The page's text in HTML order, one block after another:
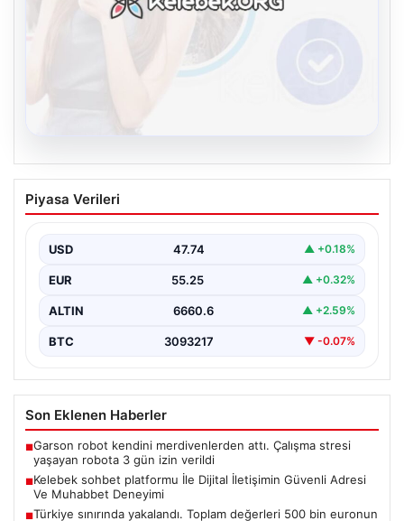
Kelebek sohbet platformu İle Dijital
İletişimin Güvenli Adresi Ve Muhabbet
Sanal ortamında bireylerin seviyeli bir tarzda bağlantı
Günümüzde…
Piyasa Verileri
USD 47.74 ▲ +0.18%
EUR 55.25 ▲ +0.32%
ALTIN 6660.6 ▲ +2.59%
BTC 3093217 ▼ -0.07%
Son Eklenen Haberler
■Garson robot kendini merdivenlerden attı. Çalışma stresi
yaşayan robota 3 gün izin verildi
■Kelebek sohbet platformu İle Dijital İletişimin Güvenli Adresi
Ve Muhabbet Deneyimi
■Türkiye sınırında yakalandı. Toplam değerleri 500 bin euronun